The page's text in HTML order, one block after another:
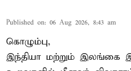
Published on: 06 Aug 2026, 8:43 am
கொழும்பு,
இந்தியா மற்றும் இலங்கை